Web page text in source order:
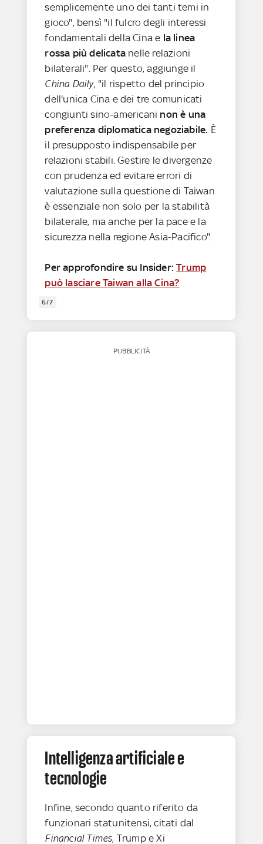
semplicemente uno dei tanti temi in
gioco", bensì "il fulcro degli interessi
fondamentali della Cina e la linea
rossa più delicata nelle relazioni
bilaterali". Per questo, aggiunge il
China Daily, "il rispetto del principio
dell'unica Cina e dei tre comunicati
congiunti sino-americani non è una
preferenza diplomatica negoziabile. È
il presupposto indispensabile per
relazioni stabili. Gestire le divergenze
con prudenza ed evitare errori di
valutazione sulla questione di Taiwan
è essenziale non solo per la stabilità
bilaterale, ma anche per la pace e la
sicurezza nella regione Asia-Pacifico".
Per approfondire su Insider: Trump
può lasciare Taiwan alla Cina?
6/7
PUBBLICITÀ
Intelligenza artificiale e
tecnologie
Infine, secondo quanto riferito da
funzionari statunitensi, citati dal
Financial Times, Trump e Xi